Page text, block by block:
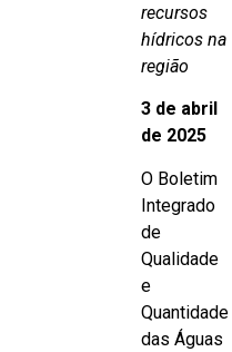
recursos
hídricos na
região
3 de abril
de 2025
O Boletim
Integrado
de
Qualidade
e
Quantidade
das Águas